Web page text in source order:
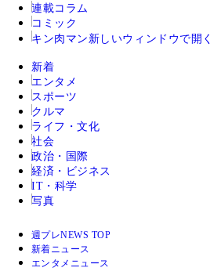
連載コラム
コミック
キン肉マン 新しいウィンドウで開く
新着
エンタメ
スポーツ
クルマ
ライフ・文化
社会
政治・国際
経済・ビジネス
IT・科学
写真
週プレNEWS TOP
新着ニュース
エンタメニュース